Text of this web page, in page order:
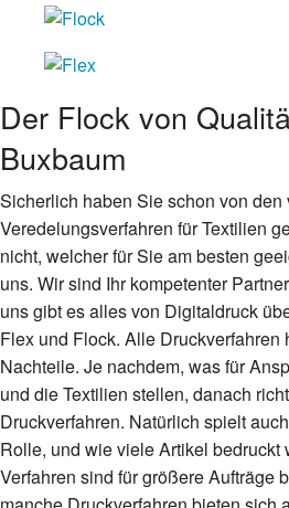
Der Flock von
Buxbaum
Sicherlich haben Sie schon von den
Veredelungsverfahren für Textilien
nicht, welcher für Sie am besten
uns. Wir sind Ihr kompetenter
uns gibt es alles von Digitaldruck
Flex und Flock. Alle Druckverfahren
Nachteile. Je nachdem, was für
und die Textilien stellen, danach
Druckverfahren. Natürlich spielt
Rolle, und wie viele Artikel bedruckt
Verfahren sind für größere Aufträge